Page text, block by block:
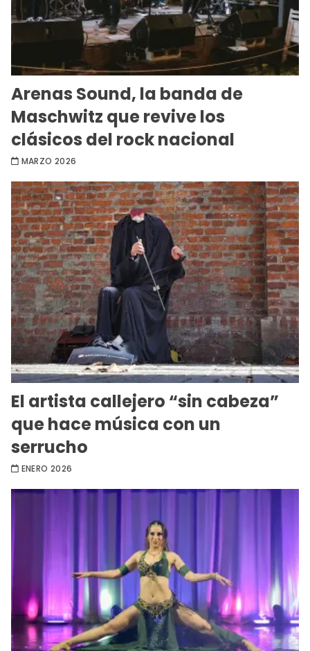
Arenas Sound, la banda de
Maschwitz que revive los
clásicos del rock nacional
MARZO 2026
El artista callejero “sin cabeza”
que hace música con un
serrucho
ENERO 2026